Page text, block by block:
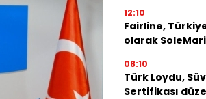
12:10
Fairline,
olarak
08:10
Türk Loydu,
Sertifikası